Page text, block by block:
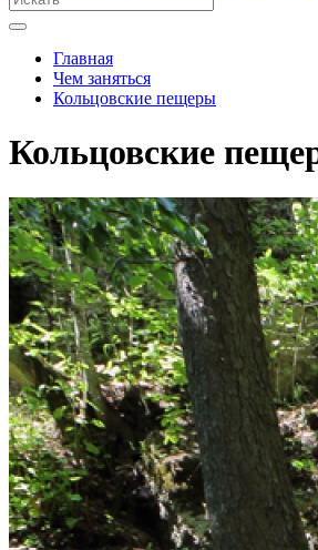
Главная
Чем заняться
Кольцовские пещеры
Кольцовские